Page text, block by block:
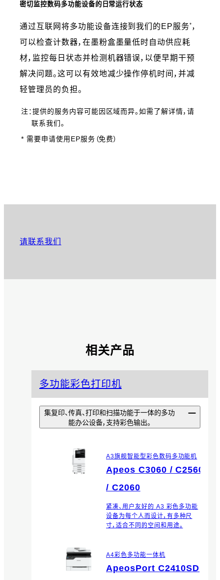
密切监控数码多功能设备的日常运行状态
通过互联网将多功能设备连接到我们的EP服务*，
可以检查计数器，在墨粉盒墨量低时自动供应耗
材，监控每日状态并检测机器错误，以便早期干预
解决问题。这可以有效地减少操作停机时间，并减
轻管理员的负担。
注：提供的服务内容可能因区域而异。如需了解详情，请
联系我们。
* 需要申请使用EP服务（免费）
请联系我们
相关产品
多功能彩色打印机
集复印、传真、打印和扫描功能于一体的多功
能办公设备，支持彩色输出。
A3旗舰智能型彩色数码多功能机
Apeos C3060 / C2560
/ C2060
紧凑、用户友好的 A3 彩色多功能
设备为每个人而设计，有多种尺
寸，适合不同的空间和用途。
A4彩色多功能一体机
ApeosPort C2410SD